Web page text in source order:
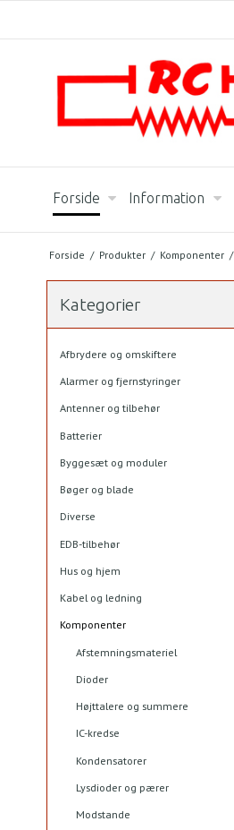
Forside Information
Forside / Produkter / Komponenter /
Kategorier
Afbrydere og omskiftere
Alarmer og fjernstyringer
Antenner og tilbehør
Batterier
Byggesæt og moduler
Bøger og blade
Diverse
EDB-tilbehør
Hus og hjem
Kabel og ledning
Komponenter
Afstemningsmateriel
Dioder
Højttalere og summere
IC-kredse
Kondensatorer
Lysdioder og pærer
Modstande